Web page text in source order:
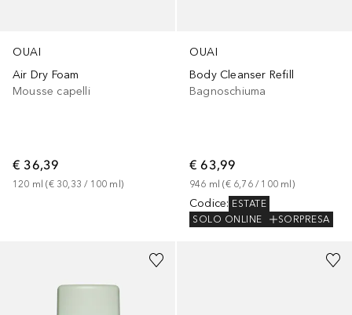
OUAI
Air Dry Foam
Mousse capelli
€ 36,39
120 ml (€ 30,33 / 100 ml )
OUAI
Body Cleanser Refill
Bagnoschiuma
€ 63,99
946 ml (€ 6,76 / 100 ml )
Codice: ESTATE
SOLO ONLINE
SORPRESA